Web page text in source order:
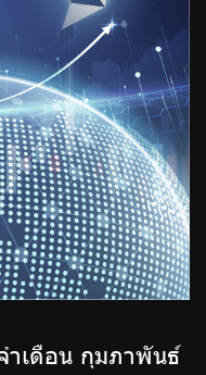
ำเดือน กุมภาพันธ์